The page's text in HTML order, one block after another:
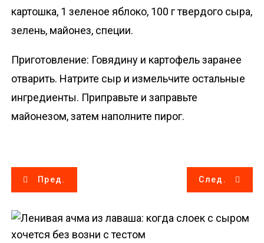
картошка, 1 зеленое яблоко, 100 г твердого сыра,
зелень, майонез, специи.
Приготовление: Говядину и картофель заранее
отварить. Натрите сыр и измельчите остальные
ингредиенты. Приправьте и заправьте
майонезом, затем наполните пирог.
Н
а
в
Пред. След.